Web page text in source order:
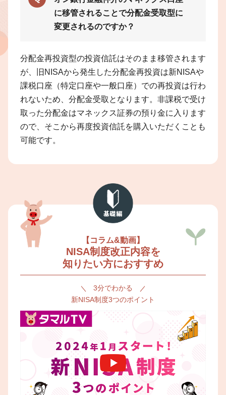
に移管されることで分配金受取型に
変更されるのですか？
分配金再投資型の投資信託はそのまま移管されます
が、旧NISAから発生した分配金再投資は新NISAや
課税口座（特定口座や一般口座）での再投資は行わ
れないため、分配金受取となります。非課税で受け
取った分配金はマネックス証券の預り金に入ります
ので、そこから再度投資信託を購入いただくことも
可能です。
【コラム&動画】
NISA制度改正内容を
知りたい方におすすめ
3分でわかる
新NISA制度3つのポイント